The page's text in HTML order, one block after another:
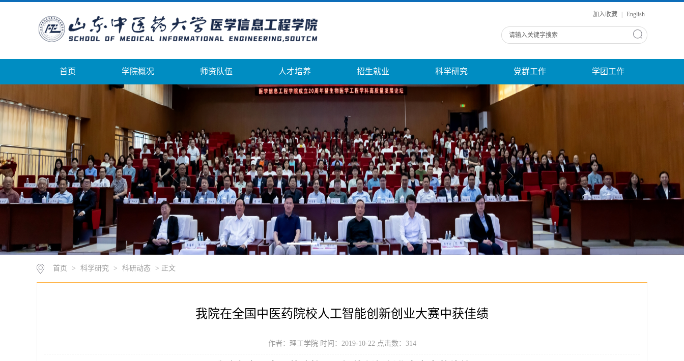
加入收藏 English
首页 学院概况 师资队伍 人才培养 招生就业 科学研究 党群工作 学团工作
首页 > 科学研究 > 科研动态 > 正文
我院在全国中医药院校人工智能创新创业大赛中获佳绩
作者：理工学院 时间：2019-10-22 点击数： 314